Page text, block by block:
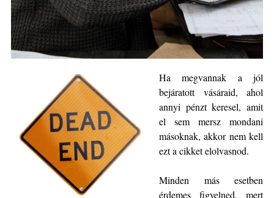
Ha megvannak a jól
bejáratott vásáraid, ahol
annyi pénzt keresel, amit
el sem mersz mondani
másoknak, akkor nem kell
ezt a cikket elolvasnod.
Minden más esetben
érdemes figyelned, mert